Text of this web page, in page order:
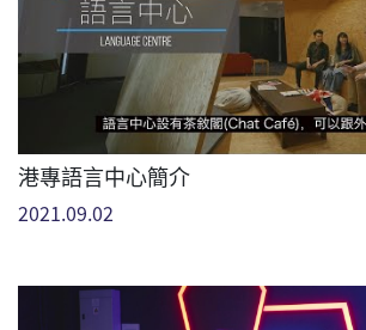
港專語言中心簡介
2021.09.02